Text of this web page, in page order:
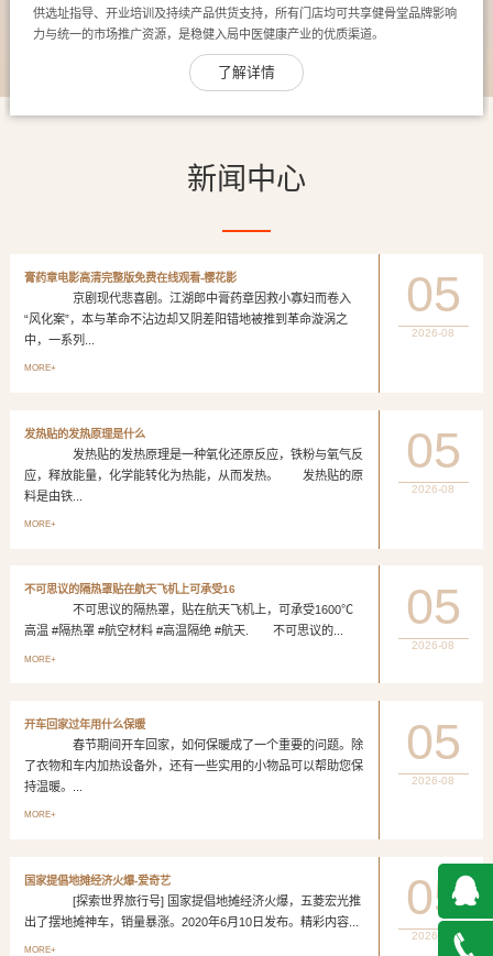
供选址指导、开业培训及持续产品供货支持，所有门店均可共享健骨堂品牌影响
力与统一的市场推广资源，是稳健入局中医健康产业的优质渠道。
了解详情
新闻中心
膏药章电影高清完整版免费在线观看-樱花影
京剧现代悲喜剧。江湖郎中膏药章因救小寡妇而卷入
“风化案”，本与革命不沾边却又阴差阳错地被推到革命漩涡之
中，一系列...
MORE+
05
2026-08
发热贴的发热原理是什么
发热贴的发热原理是一种氧化还原反应，铁粉与氧气反
应，释放能量，化学能转化为热能，从而发热。 发热贴的原
料是由铁...
MORE+
05
2026-08
不可思议的隔热罩贴在航天飞机上可承受16
不可思议的隔热罩，贴在航天飞机上，可承受1600℃
高温 #隔热罩 #航空材料 #高温隔绝 #航天. 不可思议的...
MORE+
05
2026-08
开车回家过年用什么保暖
春节期间开车回家，如何保暖成了一个重要的问题。除
了衣物和车内加热设备外，还有一些实用的小物品可以帮助您保
持温暖。...
MORE+
05
2026-08
国家提倡地摊经济火爆-爱奇艺
[探索世界旅行号] 国家提倡地摊经济火爆，五菱宏光推
出了摆地摊神车，销量暴涨。2020年6月10日发布。精彩内容...
MORE+
05
2026-08
QQ在